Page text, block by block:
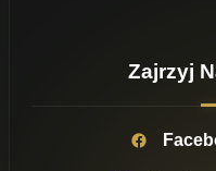
Zajrzyj